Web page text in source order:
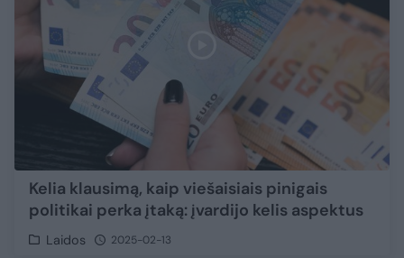
Kelia klausimą, kaip viešaisiais pinigais
politikai perka įtaką: įvardijo kelis aspektus
Laidos 2025-02-13